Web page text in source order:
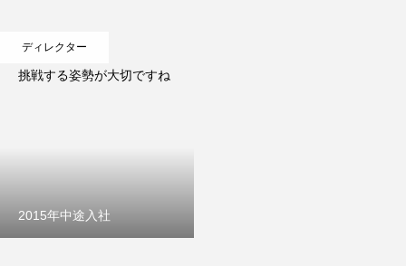
ディレクター
2015年中途入社
限界を決めない
挑戦する姿勢が大切ですね